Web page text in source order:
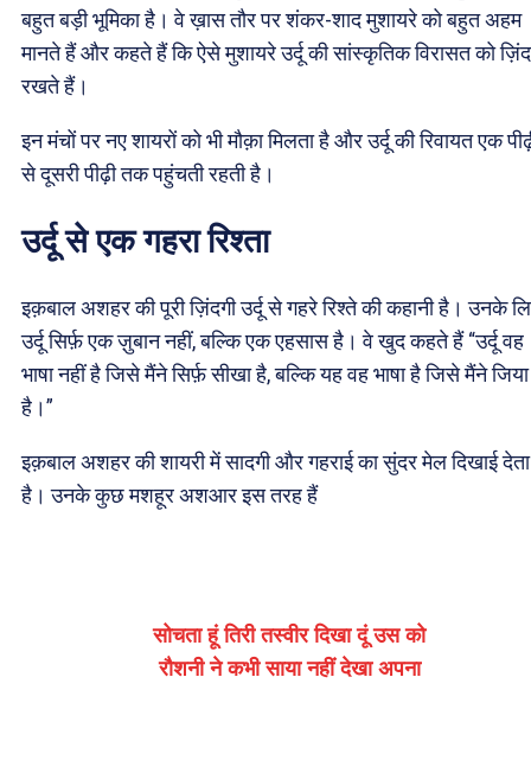
बहुत बड़ी भूमिका है। वे ख़ास तौर पर शंकर-शाद मुशायरे को बहुत अहम
मानते हैं और कहते हैं कि ऐसे मुशायरे उर्दू की सांस्कृतिक विरासत को
रखते हैं।
इन मंचों पर नए शायरों को भी मौक़ा मिलता है और उर्दू की रिवायत एक
से दूसरी पीढ़ी तक पहुंचती रहती है।
उर्दू से एक गहरा रिश्ता
इक़बाल अशहर की पूरी ज़िंदगी उर्दू से गहरे रिश्ते की कहानी है। उनके
उर्दू सिर्फ़ एक ज़ुबान नहीं, बल्कि एक एहसास है। वे खुद कहते हैं “उर्दू वह
भाषा नहीं है जिसे मैंने सिर्फ़ सीखा है, बल्कि यह वह भाषा है जिसे मैंने जिया
है।”
इक़बाल अशहर की शायरी में सादगी और गहराई का सुंदर मेल दिखाई देता
है। उनके कुछ मशहूर अशआर इस तरह हैं
सोचता हूं तिरी तस्वीर दिखा दूं उस को
रौशनी ने कभी साया नहीं देखा अपना